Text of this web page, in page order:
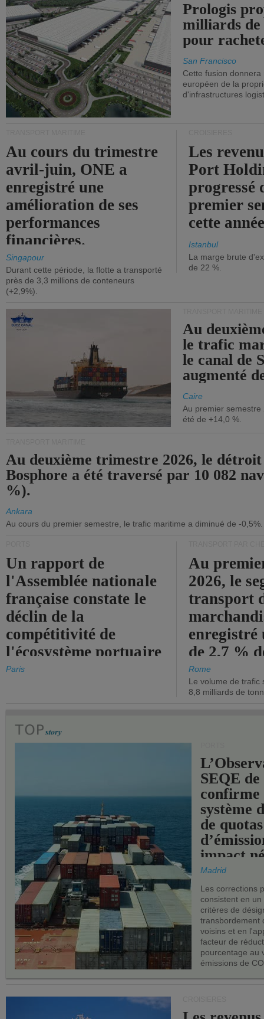
Prologis
milliards
pour
San Francisco
Cette fusion
européen de la
d'infrastructures
Au cours du trimestre
avril-juin, ONE a
enregistré une
amélioration de ses
performances
financières.
Singapour
Durant cette période, la flotte a transporté
près de 3,3 millions de conteneurs
(+2,9%).
Les
Port
progressé
premier
cette
Istanbul
La marge brute
de 22 %.
Au
le trafic
le canal de
augmenté
Caire
Au premier
été de +14,0 %.
Au deuxième trimestre 2026, le
Bosphore a été traversé par 10 082
%).
Ankara
Au cours du premier semestre, le trafic maritime a diminué de -0,5%.
Un rapport de
l'Assemblée nationale
française constate le
déclin de la
compétitivité de
l'écosystème portuaire
de l'État.
Paris
Au
2026, le
transport
enregistré
de 2,7 %
chiffre
Rome
Le volume de trafic
8,8 milliards de
SEQE de
confirme
système
de quotas
impact
les ports
Madrid
Les corrections
consistent en
critères de
transbordement
voisins et en
facteur de
pourcentage au
émissions de